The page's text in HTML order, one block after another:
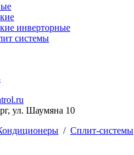
инверторные
системы
ул. Шаумяна 10
/ Сплит-системы